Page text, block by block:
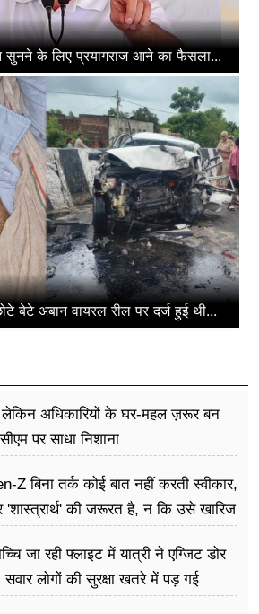
सुनने के लिए प्रयागराज आने का फैसला...
बेटे अबान वायरल रील पर दर्ज हुई थी...
लेकिन अधिकारियों के घर-महल ज़रूर बन
पर साधा​ निशाना
Z बिना तर्क कोई बात नहीं करती स्वीकार,
की जरूरत है, न कि उसे खारिज
जा रही फ्लाइट में यात्री ने एग्जिट डोर
लोगों की सुरक्षा खतरे में पड़ गई